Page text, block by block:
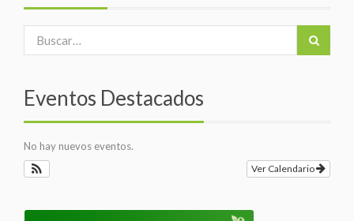
Eventos Destacados
No hay nuevos eventos.
Ver Calendario